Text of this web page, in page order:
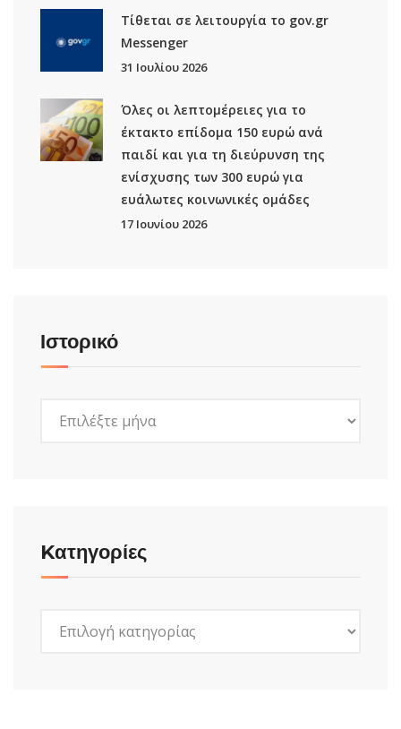
Τίθεται σε λειτουργία το gov.gr
Μessenger
31 Ιουλίου 2026
Όλες οι λεπτομέρειες για το
έκτακτο επίδομα 150 ευρώ ανά
παιδί και για τη διεύρυνση της
ενίσχυσης των 300 ευρώ για
ευάλωτες κοινωνικές ομάδες
17 Ιουνίου 2026
Ιστορικό
Kατηγορίες